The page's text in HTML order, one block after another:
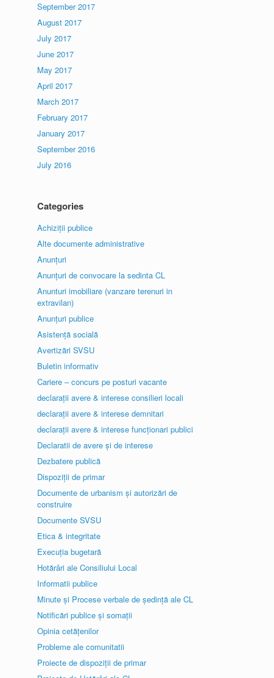
September 2017
August 2017
July 2017
June 2017
May 2017
April 2017
March 2017
February 2017
January 2017
September 2016
July 2016
Categories
Achiziții publice
Alte documente administrative
Anunțuri
Anunțuri de convocare la sedinta CL
Anunturi imobiliare (vanzare terenuri in
extravilan)
Anunțuri publice
Asistență socială
Avertizări SVSU
Buletin informativ
Cariere – concurs pe posturi vacante
declarații avere & interese consilieri locali
declarații avere & interese demnitari
declarații avere & interese funcționari publici
Declaratii de avere și de interese
Dezbatere publică
Dispoziții de primar
Documente de urbanism și autorizări de
construire
Documente SVSU
Etica & integritate
Execuția bugetară
Hotărâri ale Consiliului Local
Informatii publice
Minute și Procese verbale de ședință ale CL
Notificări publice și somații
Opinia cetățenilor
Probleme ale comunitatii
Proiecte de dispoziții de primar